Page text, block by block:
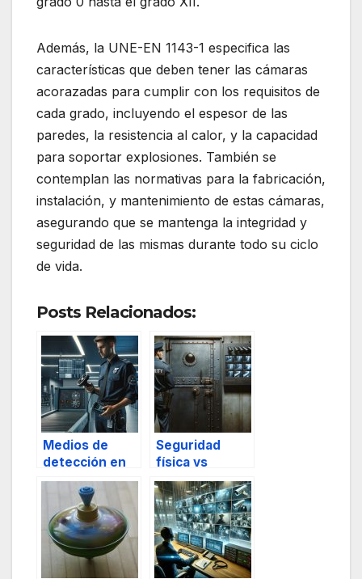
Además, la UNE-EN 1143-1 especifica las
características que deben tener las cámaras
acorazadas para cumplir con los requisitos de
cada grado, incluyendo el espesor de las
paredes, la resistencia al calor, y la capacidad
para soportar explosiones. También se
contemplan las normativas para la fabricación,
instalación, y mantenimiento de estas cámaras,
asegurando que se mantenga la integridad y
seguridad de las mismas durante todo su ciclo
de vida.
Posts Relacionados:
Medios de
detección en
seguridad
privada
Seguridad
física vs
seguridad
electrónica